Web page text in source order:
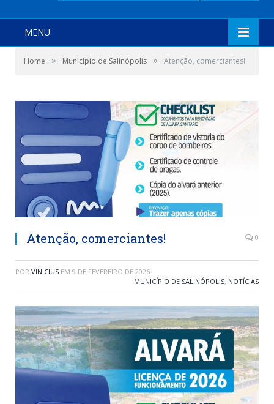
MENU
Home » Município de Salinópolis » Atenção, comerciantes!
Atenção, comerciantes! 0
POR VINICIUS EM 9 DE FEVEREIRO DE 2026
MUNICÍPIO DE SALINÓPOLIS, NOTÍCIAS